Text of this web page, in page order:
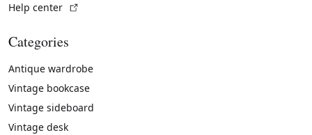
Help center
Categories
Antique wardrobe
Vintage bookcase
Vintage sideboard
Vintage desk